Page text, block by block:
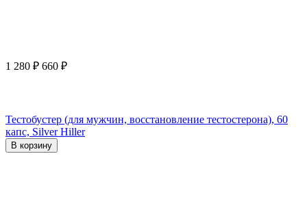
1 280 ₽ 660 ₽
Тестобустер (для мужчин, восстановление тестостерона), 60
капс, Silver Hiller
В корзину